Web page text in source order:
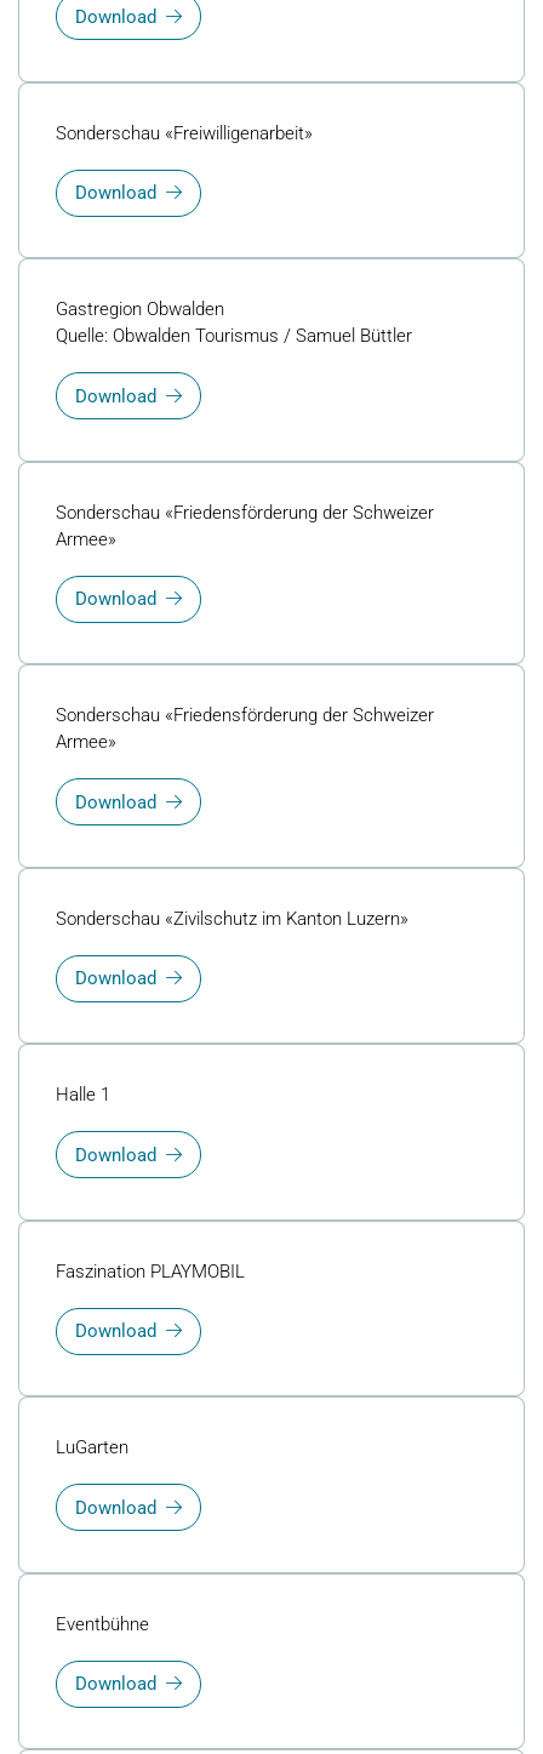
Download
Sonderschau «Freiwilligenarbeit»
Download
Gastregion Obwalden
Quelle: Obwalden Tourismus / Samuel Büttler
Download
Sonderschau «Friedensförderung der Schweizer
Armee»
Download
Sonderschau «Friedensförderung der Schweizer
Armee»
Download
Sonderschau «Zivilschutz im Kanton Luzern»
Download
Halle 1
Download
Faszination PLAYMOBIL
Download
LuGarten
Download
Eventbühne
Download